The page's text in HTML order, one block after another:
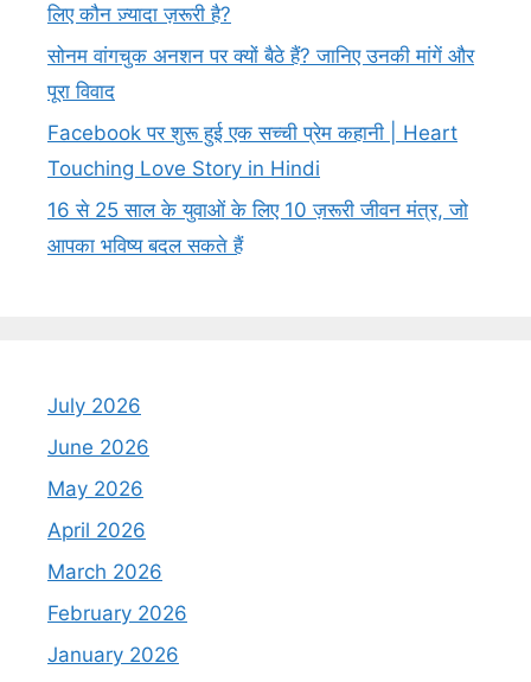
लिए कौन ज़्यादा ज़रूरी है?
सोनम वांगचुक अनशन पर क्यों बैठे हैं? जानिए उनकी मांगें और
पूरा विवाद
Facebook पर शुरू हुई एक सच्ची प्रेम कहानी | Heart
Touching Love Story in Hindi
16 से 25 साल के युवाओं के लिए 10 ज़रूरी जीवन मंत्र, जो
आपका भविष्य बदल सकते हैं
July 2026
June 2026
May 2026
April 2026
March 2026
February 2026
January 2026